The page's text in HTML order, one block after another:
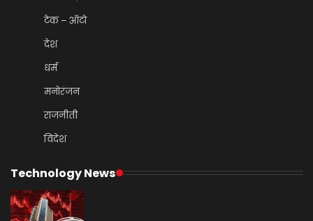
टेक – ऑटो
देश
धर्म
मनोरंजन
राजनीती
विदेश
Technology News